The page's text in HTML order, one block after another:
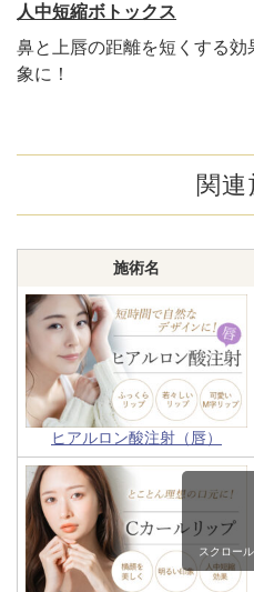
人中短縮ボトックス
鼻と上唇の距離を短くする
象に！
関
施術名
ヒアルロン酸注射（唇）
スクロー